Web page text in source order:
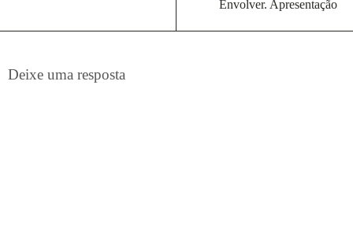
Envolver. Apresentação
Deixe uma resposta